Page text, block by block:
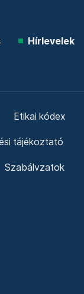
Hírlevelek
Etikai kódex
tájékoztató
Szabályzatok